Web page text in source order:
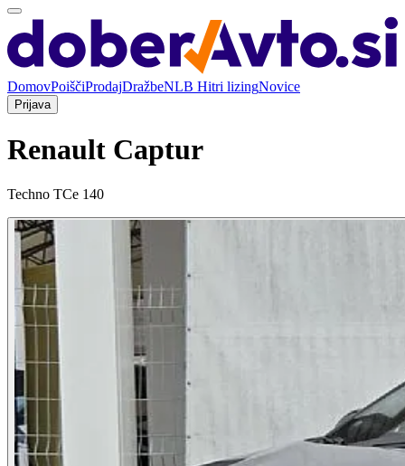
DomovPoiščiProdajDražbeNLB Hitri lizingNovice
Prijava
Renault Captur
Techno TCe 140